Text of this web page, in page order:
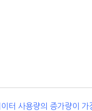
사용량의 증가량이 가